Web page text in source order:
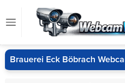
Brauerei Eck Böbrach